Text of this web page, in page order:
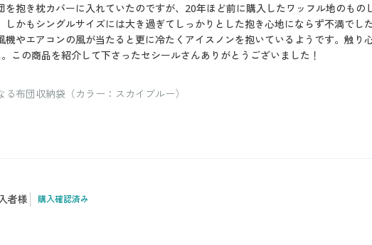
抱き枕カバーに入れていたのですが、20年ほど前に購入したワッフル地のもの
しかもシングルサイズには大き過ぎてしっかりとした抱き心地にならず不満で
機やエアコンの風が当たると更に冷たくアイスノンを抱いているようです。触
この商品を紹介して下さったセシールさんありがとうございました！
布団収納袋（カラー：スカイブルー）
者様 購入確認済み